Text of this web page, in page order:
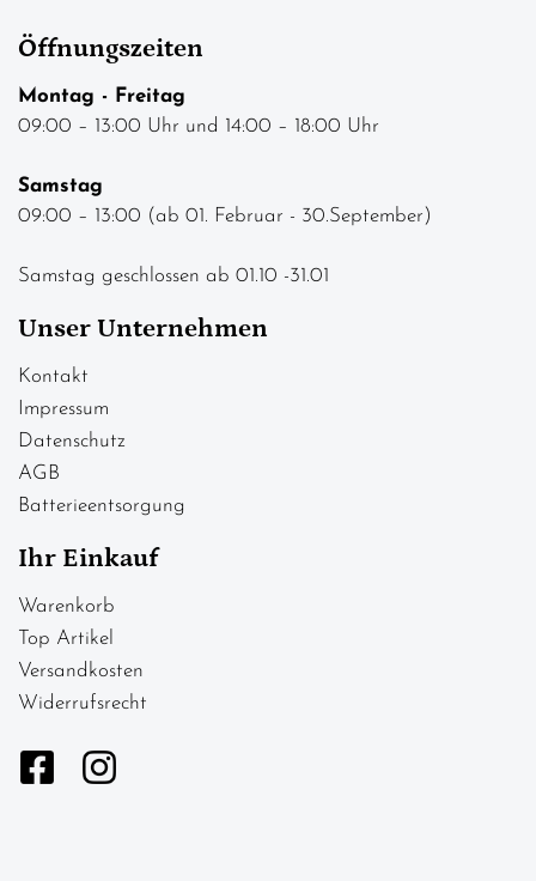
Öffnungszeiten
Montag - Freitag
09:00 – 13:00 Uhr und 14:00 – 18:00 Uhr
Samstag
09:00 – 13:00 (ab 01. Februar - 30.September)
Samstag geschlossen ab 01.10 -31.01
Unser Unternehmen
Kontakt
Impressum
Datenschutz
AGB
Batterieentsorgung
Ihr Einkauf
Warenkorb
Top Artikel
Versandkosten
Widerrufsrecht